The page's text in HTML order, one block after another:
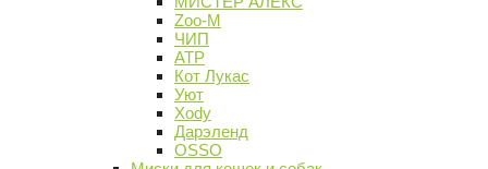
Zoo-M
ЧИП
АТР
Кот Лукас
Уют
Xody
Дарэленд
OSSO